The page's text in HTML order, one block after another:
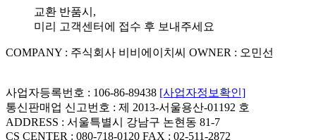
교환 반품시,
미리 고객센터에 접수 후 보내주세요
COMPANY : 주식회사 비비에이치씨 OWNER : 오민선
사업자등록번호 : 106-86-89438 [사업자정보확인]
통신판매업 신고번호 : 제 2013-서울용산-01192 호
ADDRESS : 서울특별시 강남구 논현동 81-7
CS CENTER : 080-718-0120 FAX : 02-511-2872